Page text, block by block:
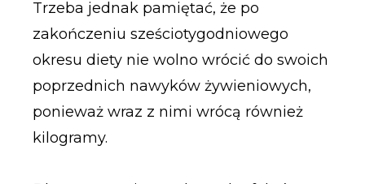
Trzeba jednak pamiętać, że po
zakończeniu sześciotygodniowego
okresu diety nie wolno wrócić do swoich
poprzednich nawyków żywieniowych,
ponieważ wraz z nimi wrócą również
kilogramy.